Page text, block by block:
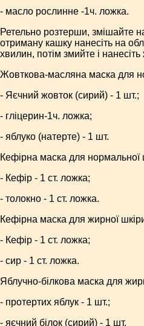
- масло рослинне -1ч. ложка.
Ретельно розтерши, змішайте
отриману кашку нанесіть на
хвилин, потім змийте і
Жовткова-масляна маска для
- Яєчний жовток (сирий) - 1 шт.;
- гліцерин-1ч. ложка;
- яблуко (натерте) - 1 шт.
Кефірна маска для нормальної
- Кефір - 1 ст. ложка;
- толокно - 1 ст. ложка.
Кефірна маска для жирної
- Кефір - 1 ст. ложка;
- сир - 1 ст. ложка.
Яблучно-білкова маска для
- протертих яблук - 1 шт.;
- яєчний білок (сирий) - 1 шт.